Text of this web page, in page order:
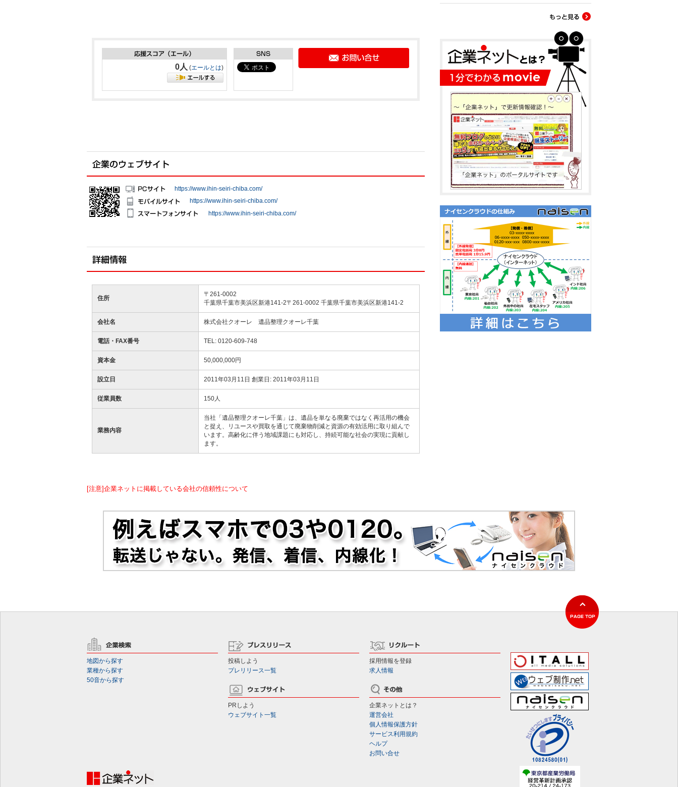
0人 (エールとは)
https://www.ihin-seiri-chiba.com/
https://www.ihin-seiri-chiba.com/
https://www.ihin-seiri-chiba.com/
住所
〒261-0002
千葉県千葉市美浜区新港141-2〒261-0002 千葉県千葉市美浜区新港141-2
会社名 株式会社クオーレ 遺品整理クオーレ千葉
電話・FAX番号 TEL: 0120-609-748
資本金 50,000,000円
設立日 2011年03月11日 創業日: 2011年03月11日
従業員数 150人
業務内容
当社「遺品整理クオーレ千葉」は、遺品を単なる廃棄ではなく再活用の機会
と捉え、リユースや買取を通じて廃棄物削減と資源の有効活用に取り組んで
います。高齢化に伴う地域課題にも対応し、持続可能な社会の実現に貢献し
ます。
[注意]企業ネットに掲載している会社の信頼性について
地図から探す
業種から探す
50音から探す
投稿しよう
プレリリース一覧
PRしよう
ウェブサイト一覧
採用情報を登録
求人情報
企業ネットとは？
運営会社
個人情報保護方針
サービス利用規約
ヘルプ
お問い合せ